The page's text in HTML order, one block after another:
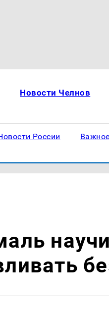
Новости Челнов
России